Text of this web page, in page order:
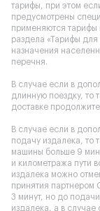
тарифы, при этом
предусмотрены
применяются тарифы
раздела «Тарифы для
назначения
перечня.
В случае если в
длинную поездку, то
доставке
В случае если в
подачу издалека, то
машины больше 9
и километража пути
издалека можно
принятия партнером
3 минут, но до
издалека, а в